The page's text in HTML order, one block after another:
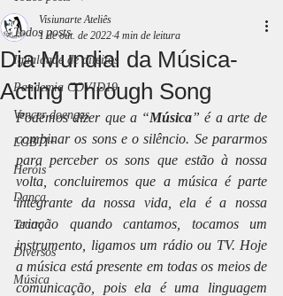
Todos posts
Igualdade de direitos
Pandemia COVID19
Vencer doenças
LGBTI+
Heróis
Dança
Teatro
Diversos
Música
Dia Mundial da Música-
Acting Through Song
Visiunarte Ateliês
1 de out. de 2022 4 min de leitura
Podemos dizer que a “Música” é a arte de
combinar os sons e o silêncio. Se pararmos
para perceber os sons que estão à nossa
volta, concluiremos que a música é parte
integrante da nossa vida, ela é a nossa
criação quando cantamos, tocamos um
instrumento, ligamos um rádio ou TV. Hoje
a música está presente em todas os meios de
comunicação, pois ela é uma linguagem